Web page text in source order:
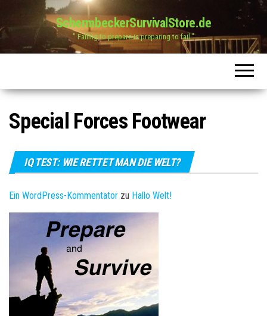
SchermbeckerSurvivalStore.de
" Failing to prepare is preparing to fail."
Special Forces Footwear
IQ TEST: WIE RETTET MAN DIE WELT?
Ein WordPress-Kommentator zu Hallo Welt!